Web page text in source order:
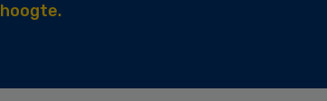
hoogte.